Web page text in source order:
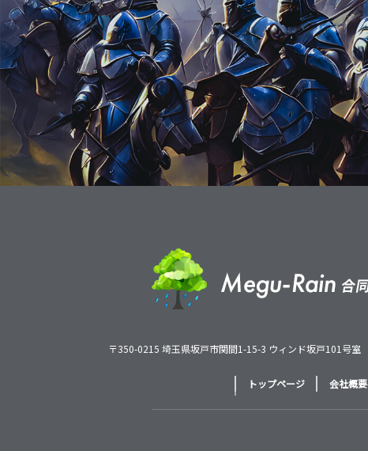
トップページ 会社概要
〒350-0215 埼玉県坂戸市関間1-15-3 ウィンド坂戸101号室